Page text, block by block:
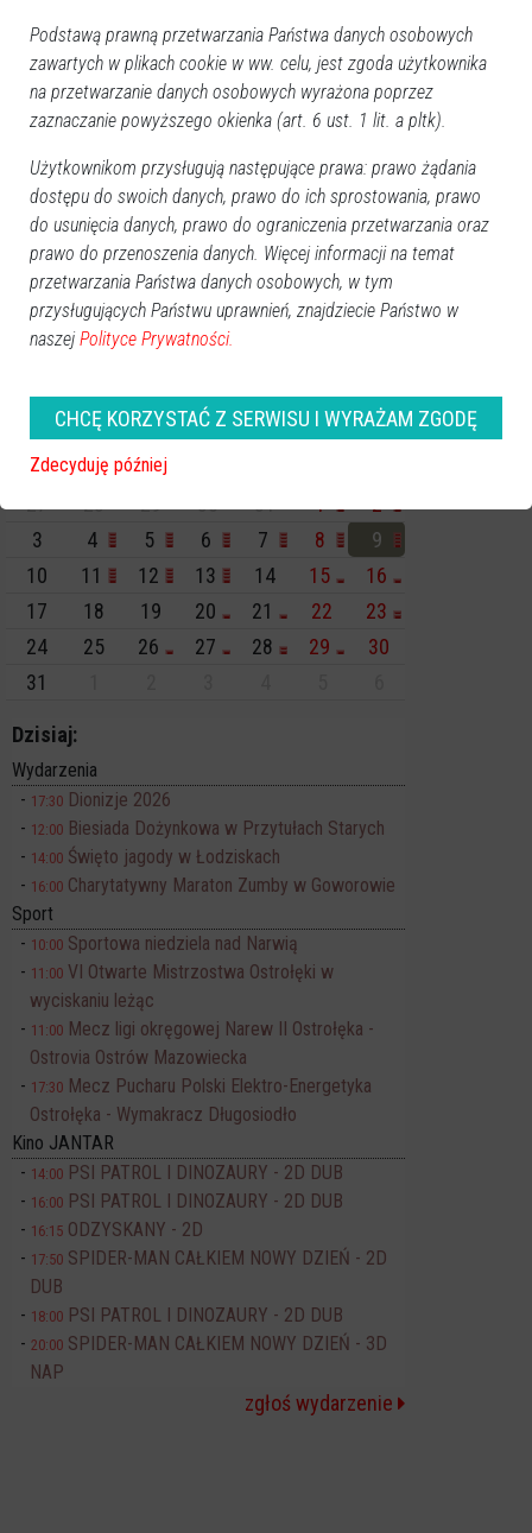
Kategorie
Ostrołęka
Powiat ostrołecki
Sport
Balujemy
Region
Polska
Budujemy
Kościół i społeczeństwo
TV Ostrołęka
sierpień 2026
Pn
Wt Śr
27
28 29 30 31 1
2
3
4 5 6 7 8
9
10
11 12 13 14 15
16
17
18 19 20 21 22
23
24
25 26 27 28 29
30
31
Dzisiaj:
Wydarzenia
17:30 Dionizje 2026
12:00 Biesiada Dożynkowa w Przytułach Starych
14:00 Święto jagody w Łodziskach
16:00 Charytatywny Maraton Zumby w Goworowie
Sport
10:00 Sportowa niedziela nad Narwią
11:00 VI Otwarte Mistrzostwa Ostrołęki w
wyciskaniu leżąc
11:00 Mecz ligi okręgowej Narew II Ostrołęka -
Ostrovia Ostrów Mazowiecka
17:30 Mecz Pucharu Polski Elektro-Energetyka
Ostrołęka - Wymakracz Długosiodło
Kino JANTAR
14:00 PSI PATROL I DINOZAURY - 2D DUB
16:00 PSI PATROL I DINOZAURY - 2D DUB
16:15 ODZYSKANY - 2D
17:50 SPIDER-MAN CAŁKIEM NOWY DZIEŃ - 2D
DUB
18:00 PSI PATROL I DINOZAURY - 2D DUB
20:00 SPIDER-MAN CAŁKIEM NOWY DZIEŃ - 3D
NAP
zgłoś wydarzenie
Podstawą prawną przetwarzania Państwa danych osobowych
zawartych w plikach cookie w ww. celu, jest zgoda użytkownika
na przetwarzanie danych osobowych wyrażona poprzez
zaznaczanie powyższego okienka (art. 6 ust. 1 lit. a pltk).
Użytkownikom przysługują następujące prawa: prawo żądania
dostępu do swoich danych, prawo do ich sprostowania, prawo
do usunięcia danych, prawo do ograniczenia przetwarzania oraz
prawo do przenoszenia danych. Więcej informacji na temat
przetwarzania Państwa danych osobowych, w tym
przysługujących Państwu uprawnień, znajdziecie Państwo w
naszej Polityce Prywatności.
CHCĘ KORZYSTAĆ Z SERWISU I WYRAŻAM ZGODĘ
Zdecyduję później